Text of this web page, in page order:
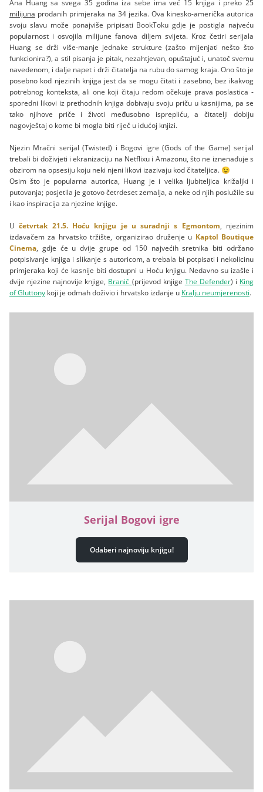
Ana Huang sa svega 35 godina iza sebe ima već 15 knjiga i preko 25
milijuna prodanih primjeraka na 34 jezika. Ova kinesko-američka autorica
svoju slavu može ponajviše pripisati BookToku gdje je postigla najveću
popularnost i osvojila milijune fanova diljem svijeta. Kroz četiri serijala
Huang se drži više-manje jednake strukture (zašto mijenjati nešto što
funkcionira?), a stil pisanja je pitak, nezahtjevan, opuštajuć i, unatoč svemu
navedenom, i dalje napet i drži čitatelja na rubu do samog kraja. Ono što je
posebno kod njezinih knjiga jest da se mogu čitati i zasebno, bez ikakvog
potrebnog konteksta, ali one koji čitaju redom očekuje prava poslastica -
sporedni likovi iz prethodnih knjiga dobivaju svoju priču u kasnijima, pa se
tako njihove priče i životi međusobno isprepliću, a čitatelji dobiju
nagovještaj o kome bi mogla biti riječ u idućoj knjizi.
Njezin Mračni serijal (Twisted) i Bogovi igre (Gods of the Game) serijal
trebali bi doživjeti i ekranizaciju na Netflixu i Amazonu, što ne iznenađuje s
obzirom na opsesiju koju neki njeni likovi izazivaju kod čitateljica. 😉
Osim što je popularna autorica, Huang je i velika ljubiteljica križaljki i
putovanja; posjetila je gotovo četrdeset zemalja, a neke od njih poslužile su
i kao inspiracija za njezine knjige.
Učetvrtak 21.5. Hoću knjigu je u suradnji s Egmontom, njezinim
izdavačem za hrvatsko tržište, organizirao druženje u Kaptol Boutique
Cinema, gdje će u dvije grupe od 150 najvećih sretnika biti održano
potpisivanje knjiga i slikanje s autoricom, a trebala bi potpisati i nekolicinu
primjeraka koji će kasnije biti dostupni u Hoću knjigu. Nedavno su izašle i
dvije njezine najnovije knjige, Branič (prijevod knjige The Defender) i King
of Gluttony koji je odmah doživio i hrvatsko izdanje u Kralju neumjerenosti.
Serijal Bogovi igre
Odaberi najnoviju knjigu!